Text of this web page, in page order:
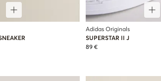
Adidas Originals
SUPERSTAR II J
89 €